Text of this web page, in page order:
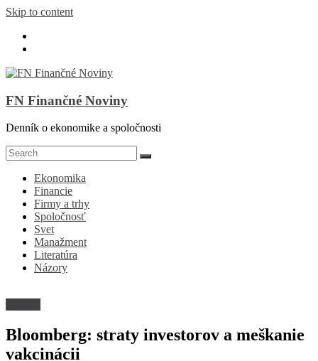
Skip to content
FN Finančné Noviny
Denník o ekonomike a spoločnosti
Ekonomika
Financie
Firmy a trhy
Spoločnosť
Svet
Manažment
Literatúra
Názory
Bloomberg: straty investorov a meškanie
vakcinácii